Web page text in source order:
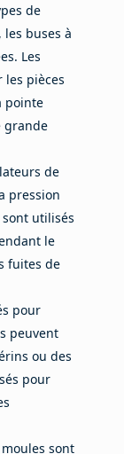
de
buses à
Les
les pièces
pointe
grande
de
pression
utilisés
le
fuites de
pour
peuvent
ou des
pour
sont